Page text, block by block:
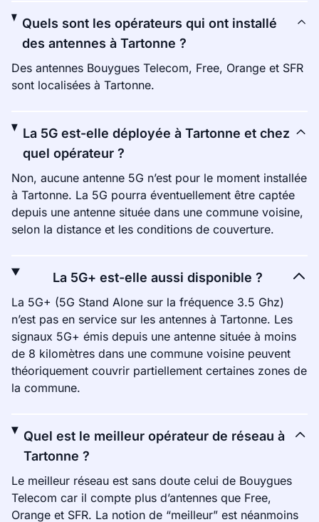
Quels sont les opérateurs qui ont installé
des antennes à Tartonne ?
Des antennes Bouygues Telecom, Free, Orange et SFR
sont localisées à Tartonne.
La 5G est-elle déployée à Tartonne et chez
quel opérateur ?
Non, aucune antenne 5G n’est pour le moment installée
à Tartonne. La 5G pourra éventuellement être captée
depuis une antenne située dans une commune voisine,
selon la distance et les conditions de couverture.
La 5G+ est-elle aussi disponible ?
La 5G+ (5G Stand Alone sur la fréquence 3.5 Ghz)
n’est pas en service sur les antennes à Tartonne. Les
signaux 5G+ émis depuis une antenne située à moins
de 8 kilomètres dans une commune voisine peuvent
théoriquement couvrir partiellement certaines zones de
la commune.
Quel est le meilleur opérateur de réseau à
Tartonne ?
Le meilleur réseau est sans doute celui de Bouygues
Telecom car il compte plus d’antennes que Free,
Orange et SFR. La notion de “meilleur” est néanmoins